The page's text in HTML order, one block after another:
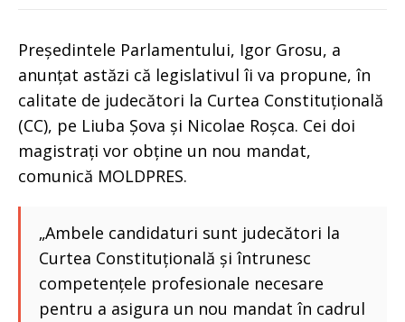
Președintele Parlamentului, Igor Grosu, a
anunțat astăzi că legislativul îi va propune, în
calitate de judecători la Curtea Constituțională
(CC), pe Liuba Șova și Nicolae Roșca. Cei doi
magistrați vor obține un nou mandat,
comunică MOLDPRES.
„Ambele candidaturi sunt judecători la
Curtea Constituțională și întrunesc
competențele profesionale necesare
pentru a asigura un nou mandat în cadrul